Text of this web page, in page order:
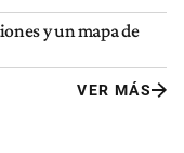
y un mapa de
VER MÁS